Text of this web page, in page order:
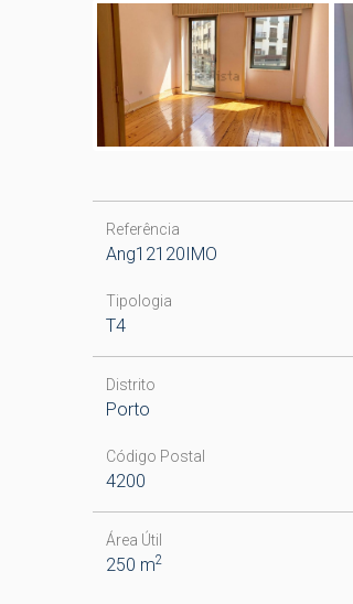
Referência
Ang12120IMO
Tipologia
T4
Distrito
Porto
Código Postal
4200
Área Útil
250 m2